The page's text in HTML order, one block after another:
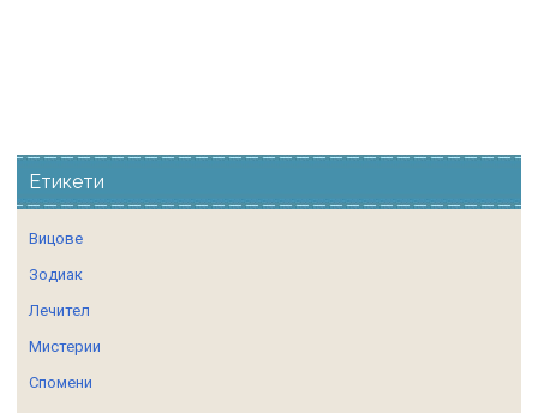
Етикети
Вицове
Зодиак
Лечител
Мистерии
Спомени